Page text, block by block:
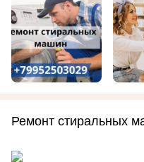
Ремонт стиральных